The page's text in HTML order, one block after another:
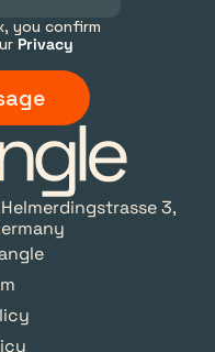
you confirm
Privacy
3,